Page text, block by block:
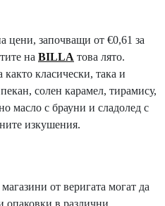
цени, започващи от €0,61 за
на BILLA това лято.
класически, така и
солен карамел, тирамису,
масло с брауни и сладолед с
изкушения.
от веригата могат да
опаковки в различни